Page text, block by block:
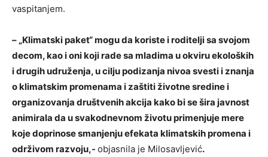
vaspitanjem.
– „Klimatski paket“ mogu da koriste i roditelji sa svojom
decom, kao i oni koji rade sa mladima u okviru ekoloških
i drugih udruženja, u cilju podizanja nivoa svesti i znanja
o klimatskim promenama i zaštiti životne sredine i
organizovanja društvenih akcija kako bi se šira javnost
animirala da u svakodnevnom životu primenjuje mere
koje doprinose smanjenju efekata klimatskih promena i
održivom razvoju,- objasnila je Milosavljević.